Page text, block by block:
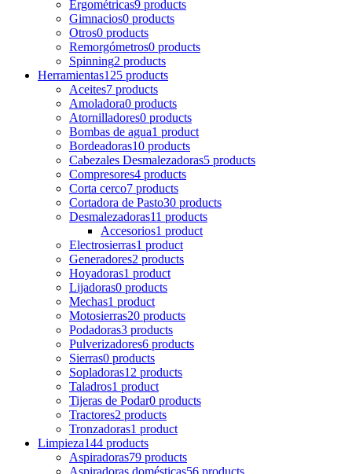
Ergométricas9 products
Gimnacios0 products
Otros0 products
Remorgómetros0 products
Spinning2 products
Herramientas125 products
Aceites7 products
Amoladora0 products
Atornilladores0 products
Bombas de agua1 product
Bordeadoras10 products
Cabezales Desmalezadoras5 products
Compresores4 products
Corta cerco7 products
Cortadora de Pasto30 products
Desmalezadoras11 products
Accesorios1 product
Electrosierras1 product
Generadores2 products
Hoyadoras1 product
Lijadoras0 products
Mechas1 product
Motosierras20 products
Podadoras3 products
Pulverizadores6 products
Sierras0 products
Sopladoras12 products
Taladros1 product
Tijeras de Podar0 products
Tractores2 products
Tronzadoras1 product
Limpieza144 products
Aspiradoras79 products
Aspiradoras domésticas56 products